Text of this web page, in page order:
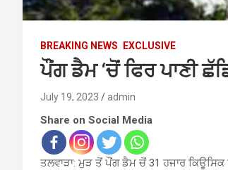
BREAKING NEWS EXCLUSIVE
ਪੌਂਗ ਡੈਮ ‘ਚੋਂ ਫਿਰ ਪਾਣੀ
July 19, 2023 admin
Share on Social Media
ਤਲਵਾੜਾ: ਮੁੜ ਤੋਂ ਪੌਂਗ ਡੈਮ ਚੋਂ 31 ਹਜਾਰ